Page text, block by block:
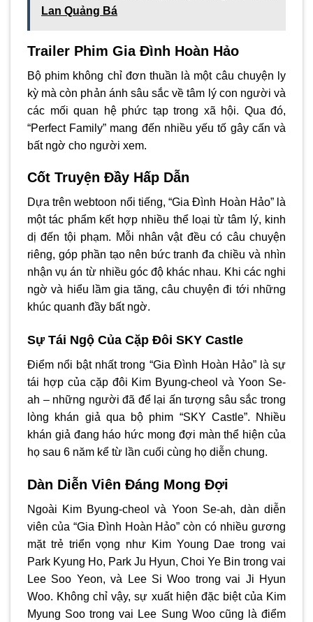
Lan Quảng Bá
Trailer Phim Gia Đình Hoàn Hảo
Bộ phim không chỉ đơn thuần là một câu chuyện ly
kỳ mà còn phản ánh sâu sắc về tâm lý con người và
các mối quan hệ phức tạp trong xã hội. Qua đó,
“Perfect Family” mang đến nhiều yếu tố gây cấn và
bất ngờ cho người xem.
Cốt Truyện Đầy Hấp Dẫn
Dựa trên webtoon nổi tiếng, “Gia Đình Hoàn Hảo” là
một tác phẩm kết hợp nhiều thể loại từ tâm lý, kinh
dị đến tội phạm. Mỗi nhân vật đều có câu chuyện
riêng, góp phần tạo nên bức tranh đa chiều và nhìn
nhận vụ án từ nhiều góc độ khác nhau. Khi các nghi
ngờ và hiểu lầm gia tăng, câu chuyện đi tới những
khúc quanh đầy bất ngờ.
Sự Tái Ngộ Của Cặp Đôi SKY Castle
Điểm nổi bật nhất trong “Gia Đình Hoàn Hảo” là sự
tái hợp của cặp đôi Kim Byung-cheol và Yoon Se-
ah – những người đã để lại ấn tượng sâu sắc trong
lòng khán giả qua bộ phim “SKY Castle”. Nhiều
khán giả đang háo hức mong đợi màn thể hiện của
họ sau 6 năm kể từ lần cuối cùng họ diễn chung.
Dàn Diễn Viên Đáng Mong Đợi
Ngoài Kim Byung-cheol và Yoon Se-ah, dàn diễn
viên của “Gia Đình Hoàn Hảo” còn có nhiều gương
mặt trẻ triển vọng như Kim Young Dae trong vai
Park Kyung Ho, Park Ju Hyun, Choi Ye Bin trong vai
Lee Soo Yeon, và Lee Si Woo trong vai Ji Hyun
Woo. Không chỉ vậy, sự xuất hiện đặc biệt của Kim
Myung Soo trong vai Lee Sung Woo cũng là điểm